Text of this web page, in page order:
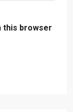
this browser